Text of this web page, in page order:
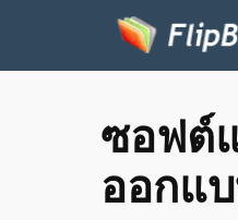
ซอฟต์
ออกแ